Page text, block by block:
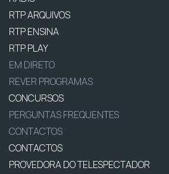
RTP ARQUIVOS
RTP ENSINA
RTP PLAY
EM DIRETO
REVER PROGRAMAS
CONCURSOS
PERGUNTAS FREQUENTES
CONTACTOS
CONTACTOS
PROVEDORA DO TELESPECTADOR